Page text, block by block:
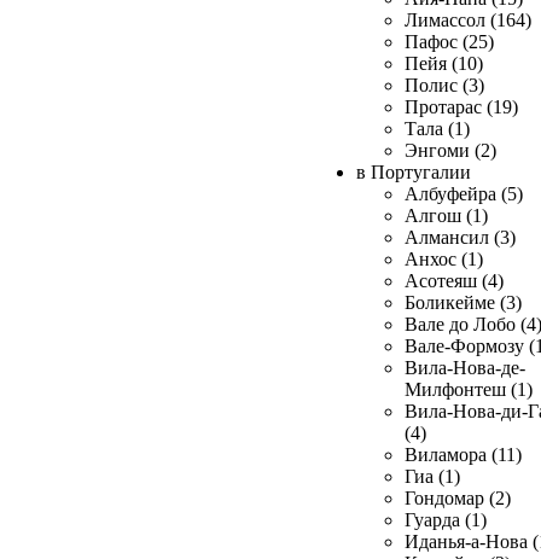
Лимассол (164)
Пафос (25)
Пейя (10)
Полис (3)
Протарас (19)
Тала (1)
Энгоми (2)
в Португалии
Албуфейра (5)
Алгош (1)
Алмансил (3)
Анхос (1)
Асотеяш (4)
Боликейме (3)
Вале до Лобо (4)
Вале-Формозу
Вила-Нова-де-
Милфонтеш (1)
Вила-Нова-ди-
(4)
Виламора (11)
Гиа (1)
Гондомар (2)
Гуарда (1)
Иданья-а-Нова